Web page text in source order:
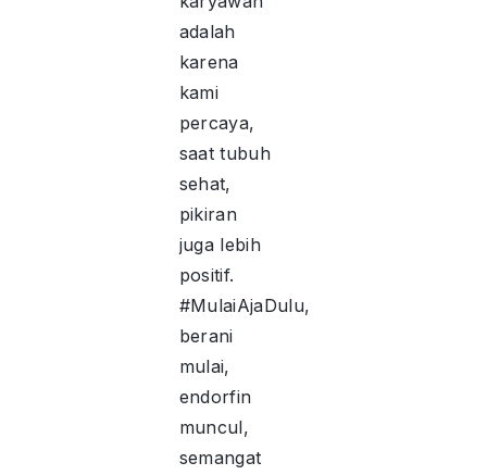
adalah
karena
kami
percaya,
saat tubuh
sehat,
pikiran
juga lebih
positif.
#MulaiAjaDulu,
berani
mulai,
endorfin
muncul,
semangat